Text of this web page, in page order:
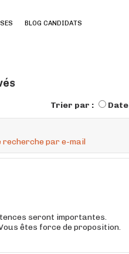
BLOG CANDIDATS
Trier par : Date
recherche par e-mail
seront importantes.
êtes force de proposition.